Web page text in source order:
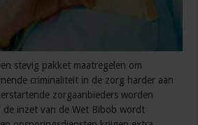
stevig pakket maatregelen om
criminaliteit in de zorg harder aan
zorgaanbieders worden
de inzet van de Wet Bibob wordt